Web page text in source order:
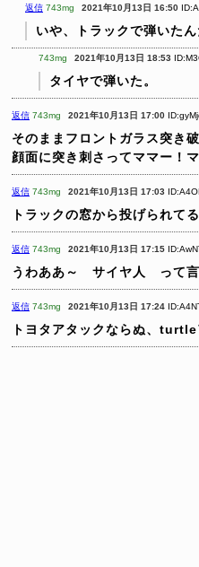
返信 743mg 2021年10月13日 16:50
いや、トラックで弾いたん
743mg 2021年10月13日 18:53
タイヤで弾いた。
返信 743mg 2021年10月13日 17:00
そのままフロントガラス突き
顔面に突き刺さってママー！
返信 743mg 2021年10月13日 17:03
トラックの窓から投げられて
返信 743mg 2021年10月13日 17:15
うわああ～ サイヤ人 って言
返信 743mg 2021年10月13日 17:24
トヨタアタックならぬ、turtle